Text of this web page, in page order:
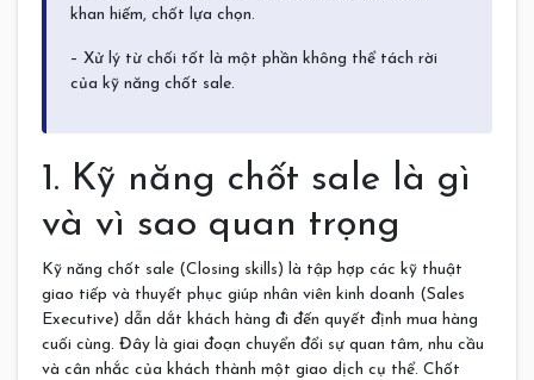
khan hiếm, chốt lựa chọn.
– Xử lý từ chối tốt là một phần không thể tách rời
của kỹ năng chốt sale.
1. Kỹ năng chốt sale là gì
và vì sao quan trọng
Kỹ năng chốt sale (Closing skills) là tập hợp các kỹ thuật
giao tiếp và thuyết phục giúp nhân viên kinh doanh (Sales
Executive) dẫn dắt khách hàng đi đến quyết định mua hàng
cuối cùng. Đây là giai đoạn chuyển đổi sự quan tâm, nhu cầu
và cân nhắc của khách thành một giao dịch cụ thể. Chốt